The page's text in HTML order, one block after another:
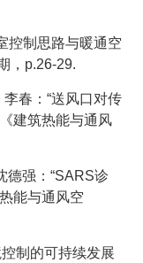
控制思路与暖通空
，p.26-29.
春：“送风口对传
建筑热能与通风
德强：“SARS诊
能与通风空
制的可持续发展